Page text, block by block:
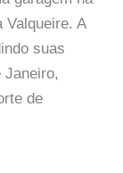
Valqueire. A
suas
Janeiro,
de